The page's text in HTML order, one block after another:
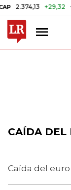
+29,32 +1,25%
CAÍDA DEL
Caída del euro